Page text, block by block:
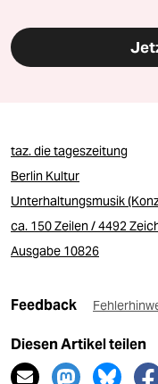
taz. die tageszeitung
Berlin Kultur
Unterhaltungsmusik
ca. 150 Zeilen / 4492
Ausgabe 10826
Feedback
Diesen Artikel teilen